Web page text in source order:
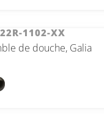
1102-XX
de douche, Galia